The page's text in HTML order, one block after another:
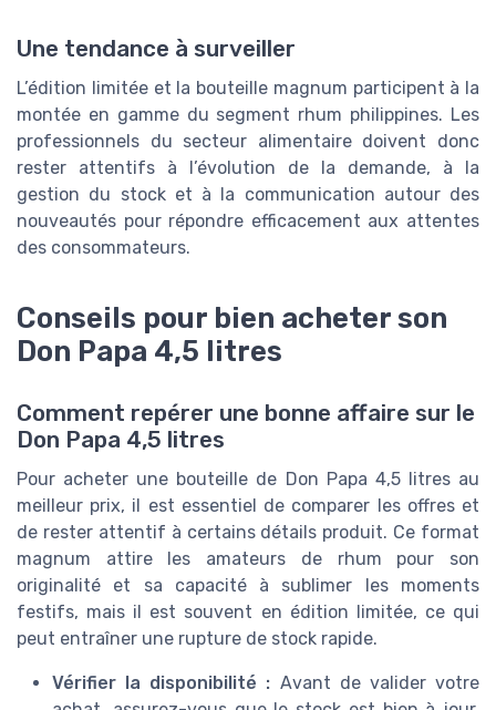
Une tendance à surveiller
L’édition limitée et la bouteille magnum participent à la
montée en gamme du segment rhum philippines. Les
professionnels du secteur alimentaire doivent donc
rester attentifs à l’évolution de la demande, à la
gestion du stock et à la communication autour des
nouveautés pour répondre efficacement aux attentes
des consommateurs.
Conseils pour bien acheter son
Don Papa 4,5 litres
Comment repérer une bonne affaire sur le
Don Papa 4,5 litres
Pour acheter une bouteille de Don Papa 4,5 litres au
meilleur prix, il est essentiel de comparer les offres et
de rester attentif à certains détails produit. Ce format
magnum attire les amateurs de rhum pour son
originalité et sa capacité à sublimer les moments
festifs, mais il est souvent en édition limitée, ce qui
peut entraîner une rupture de stock rapide.
Vérifier la disponibilité : Avant de valider votre